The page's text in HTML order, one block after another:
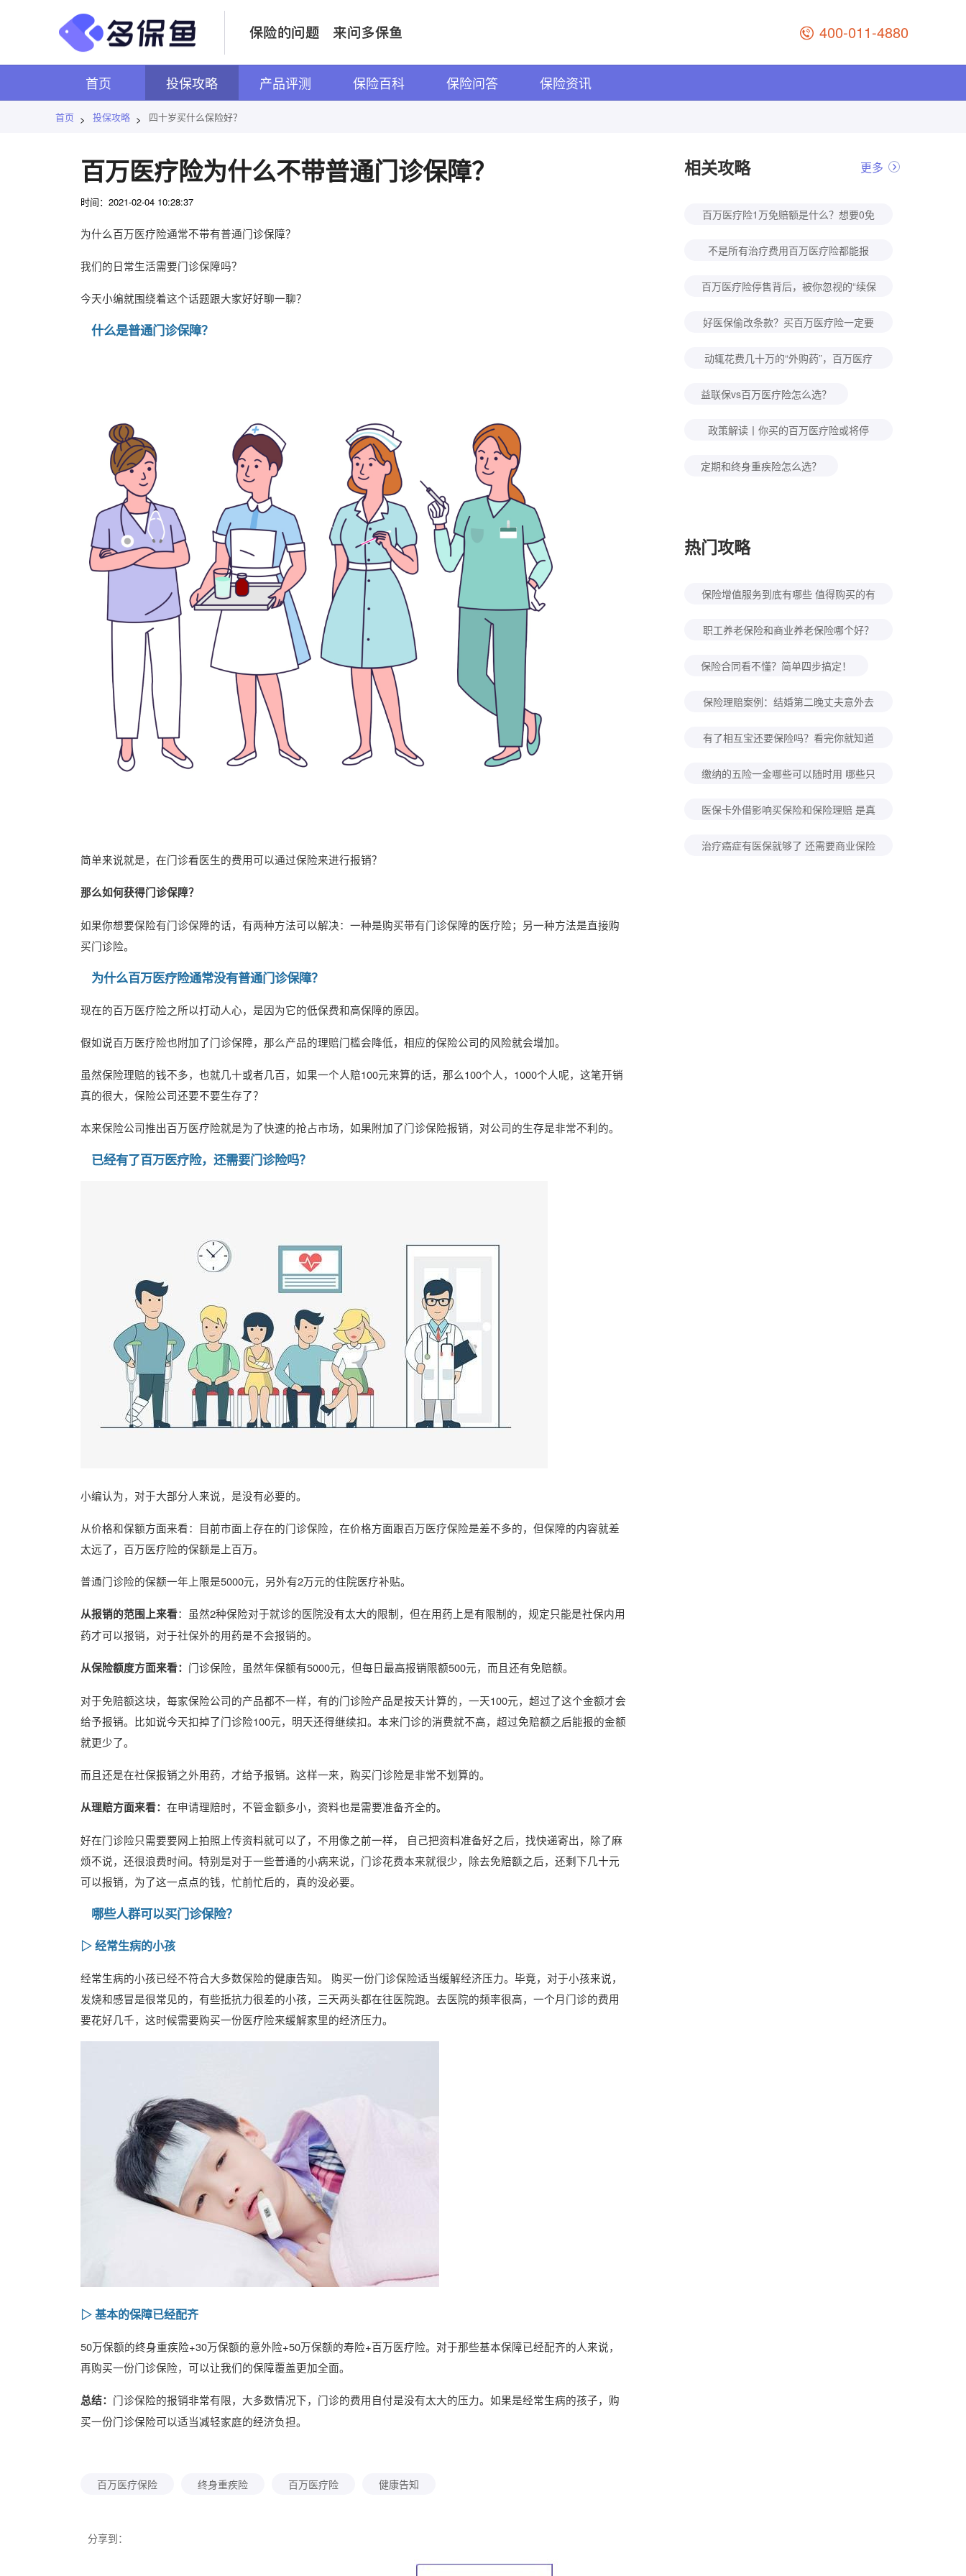
400-011-4880
首页 投保攻略 产品评测 保险百科 保险问答 保险资讯
首页 > 投保攻略 > 四十岁买什么保险好？
百万医疗险为什么不带普通门诊保障？
时间：2021-02-04 10:28:37
为什么百万医疗险通常不带有普通门诊保障？
我们的日常生活需要门诊保障吗？
今天小编就围绕着这个话题跟大家好好聊一聊？
什么是普通门诊保障？
简单来说就是，在门诊看医生的费用可以通过保险来进行报销？
那么如何获得门诊保障？
如果你想要保险有门诊保障的话，有两种方法可以解决：一种是购买带有门诊保障的医疗险；另一种方法是直接购
买门诊险。
为什么百万医疗险通常没有普通门诊保障？
现在的百万医疗险之所以打动人心，是因为它的低保费和高保障的原因。
假如说百万医疗险也附加了门诊保障，那么产品的理赔门槛会降低，相应的保险公司的风险就会增加。
虽然保险理赔的钱不多，也就几十或者几百，如果一个人赔100元来算的话，那么100个人，1000个人呢，这笔开销
真的很大，保险公司还要不要生存了？
本来保险公司推出百万医疗险就是为了快速的抢占市场，如果附加了门诊保险报销，对公司的生存是非常不利的。
已经有了百万医疗险，还需要门诊险吗？
小编认为，对于大部分人来说，是没有必要的。
从价格和保额方面来看：目前市面上存在的门诊保险，在价格方面跟百万医疗保险是差不多的，但保障的内容就差
太远了，百万医疗险的保额是上百万。
普通门诊险的保额一年上限是5000元，另外有2万元的住院医疗补贴。
从报销的范围上来看：虽然2种保险对于就诊的医院没有太大的限制，但在用药上是有限制的，规定只能是社保内用
药才可以报销，对于社保外的用药是不会报销的。
从保险额度方面来看： 门诊保险，虽然年保额有5000元，但每日最高报销限额500元， 而且还有免赔额。
对于免赔额这块，每家保险公司的产品都不一样，有的门诊险产品是按天计算的，一天100元，超过了这个金额才会
给予报销。比如说今天扣掉了门诊险100元，明天还得继续扣。本来门诊的消费就不高，超过免赔额之后能报的金额
就更少了。
而且还是在社保报销之外用药，才给予报销。这样一来，购买门诊险是非常不划算的。
从理赔方面来看： 在申请理赔时，不管金额多小，资料也是需要准备齐全的。
好在门诊险只需要要网上拍照上传资料就可以了，不用像之前一样， 自己把资料准备好之后，找快递寄出，除了麻
烦不说，还很浪费时间。特别是对于一些普通的小病来说，门诊花费本来就很少，除去免赔额之后，还剩下几十元
可以报销，为了这一点点的钱，忙前忙后的，真的没必要。
哪些人群可以买门诊保险？
▷ 经常生病的小孩
经常生病的小孩已经不符合大多数保险的健康告知。 购买一份门诊保险适当缓解经济压力。毕竟，对于小孩来说，
发烧和感冒是很常见的，有些抵抗力很差的小孩，三天两头都在往医院跑。去医院的频率很高，一个月门诊的费用
要花好几千，这时候需要购买一份医疗险来缓解家里的经济压力。
▷ 基本的保障已经配齐
50万保额的终身重疾险+30万保额的意外险+50万保额的寿险+百万医疗险。对于那些基本保障已经配齐的人来说，
再购买一份门诊保险，可以让我们的保障覆盖更加全面。
总结： 门诊保险的报销非常有限，大多数情况下，门诊的费用自付是没有太大的压力。如果是经常生病的孩子，购
买一份门诊保险可以适当减轻家庭的经济负担。
分享到：
百万医疗保险 终身重疾险 百万医疗险 健康告知
相关攻略 更多
百万医疗险1万免赔额是什么？想要0免
不是所有治疗费用百万医疗险都能报
百万医疗险停售背后，被你忽视的“续保
好医保偷改条款？买百万医疗险一定要
动辄花费几十万的“外购药”，百万医疗
益联保vs百万医疗险怎么选？
政策解读丨你买的百万医疗险或将停
定期和终身重疾险怎么选？
热门攻略
保险增值服务到底有哪些 值得购买的有
职工养老保险和商业养老保险哪个好？
保险合同看不懂？简单四步搞定！
保险理赔案例：结婚第二晚丈夫意外去
有了相互宝还要保险吗？看完你就知道
缴纳的五险一金哪些可以随时用 哪些只
医保卡外借影响买保险和保险理赔 是真
治疗癌症有医保就够了 还需要商业保险